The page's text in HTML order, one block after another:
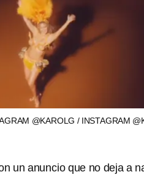
@KAROLG / INSTAGRAM
un anuncio que no deja a